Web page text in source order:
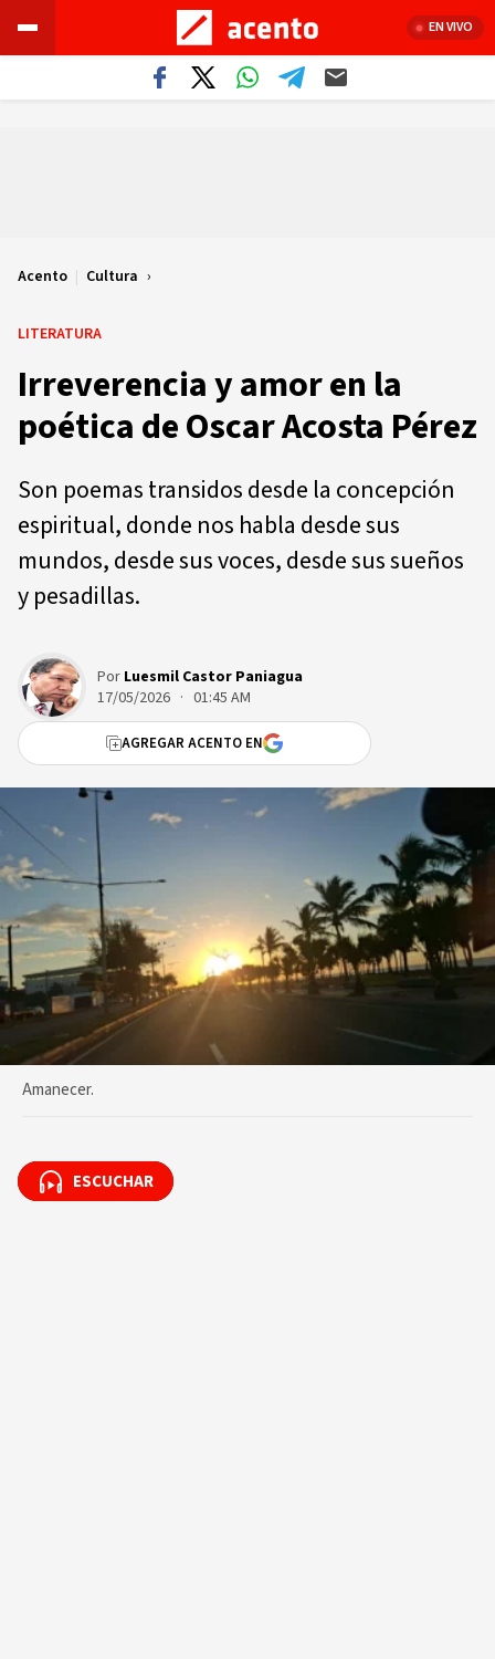
EN VIVO
Acento | Cultura
LITERATURA
Irreverencia y amor en la
poética de Oscar Acosta Pérez
Son poemas transidos desde la concepción
espiritual, donde nos habla desde sus
mundos, desde sus voces, desde sus sueños
y pesadillas.
Por Luesmil Castor Paniagua
17/05/2026 · 01:45 AM
AGREGAR ACENTO EN
Amanecer.
ESCUCHAR
ESCUCHAR